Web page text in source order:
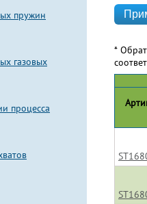
пружин
газовых
процесса
*